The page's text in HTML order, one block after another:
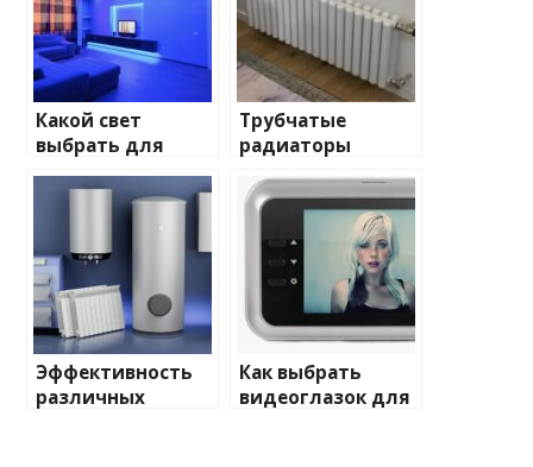
Какой свет
выбрать для
домашнего
освещения
Трубчатые
радиаторы
и характеристики
Эффективность
различных
Как выбрать
видеоглазок для